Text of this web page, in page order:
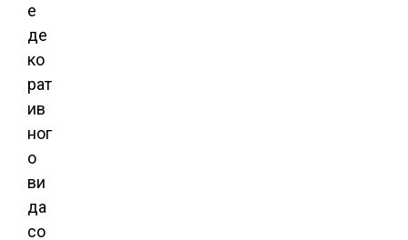
е
де
ко
рат
ив
ног
о
ви
да
со